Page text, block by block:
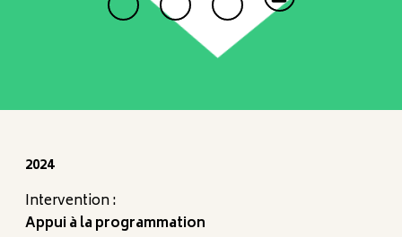
2024
Intervention :
Appui à la programmation